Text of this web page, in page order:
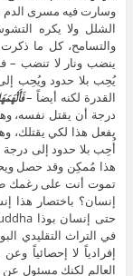
وسارت فيه مسرى الدم في
الشلل ولا يكره
والتسامح، كل ما ذكرت
ينضب ونار لا تنضب –
يُحِب بلا حدود ويُحِب
القدرة لكنه أيضاً –
درجة أن يقتل نفسه،
يفعل هذا لكي يقتلك،
أُحِب بلا حدود إلى
هذا مُمكِن وقد حصل
تموت أنت على رغمك
إنسان؟ باختصار هذا
في التراث التقليدي
إفرادياً لا إحصائياً
العالم لكنك مسئول